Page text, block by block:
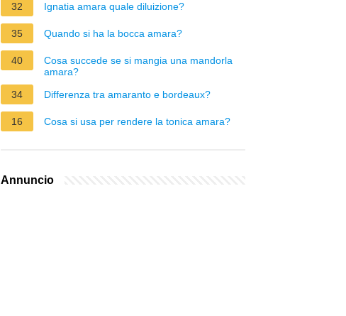
32 Ignatia amara quale diluizione?
35 Quando si ha la bocca amara?
40
Cosa succede se si mangia una mandorla
amara?
34
Differenza tra amaranto e bordeaux?
16 Cosa si usa per rendere la tonica amara?
Annuncio